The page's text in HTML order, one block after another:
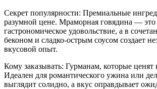
Секрет популярности: Премиальные
разумной цене. Мраморная говядина — это
гастрономическое удовольствие, а в
беконом и сладко-острым соусом создает
вкусовой опыт.
Кому заказывать: Гурманам, которые ценят
Идеален для романтического ужина или
выглядит солидно, а вкус оправдывает